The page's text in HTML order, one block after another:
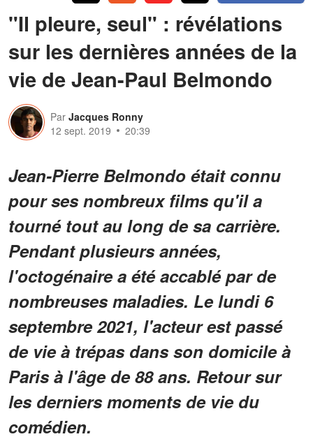
"Il pleure, seul" : révélations
sur les dernières années de la
vie de Jean-Paul Belmondo
Par Jacques Ronny
12 sept. 2019
20:39
Jean-Pierre Belmondo était connu
pour ses nombreux films qu'il a
tourné tout au long de sa carrière.
Pendant plusieurs années,
l'octogénaire a été accablé par de
nombreuses maladies. Le lundi 6
septembre 2021, l'acteur est passé
de vie à trépas dans son domicile à
Paris à l'âge de 88 ans. Retour sur
les derniers moments de vie du
comédien.